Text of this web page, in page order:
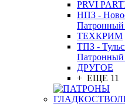
PRVI
НПЗ -
Патронный
ТЕХКРИМ
ТПЗ -
Патронный
ДРУГОЕ
+ ЕЩЕ 11